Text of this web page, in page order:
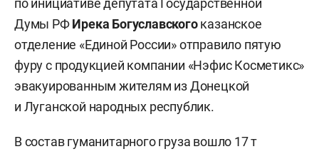
по инициативе депутата Государственной
Думы РФИрека Богуславскогоказанское
отделение «Единой России» отправило пятую
фуру с продукцией компании «Нэфис Косметикс»
эвакуированным жителям из Донецкой
и Луганской народных республик.
В состав гуманитарного груза вошло 17 т